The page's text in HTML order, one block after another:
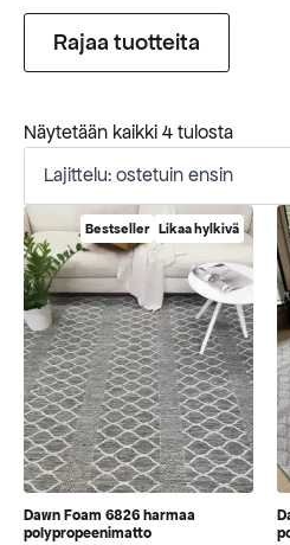
Rajaa tuotteita
Näytetään kaikki 4 tulosta
Bestseller Likaa hylkivä
Dawn Foam 6826 harmaa
polypropeenimatto